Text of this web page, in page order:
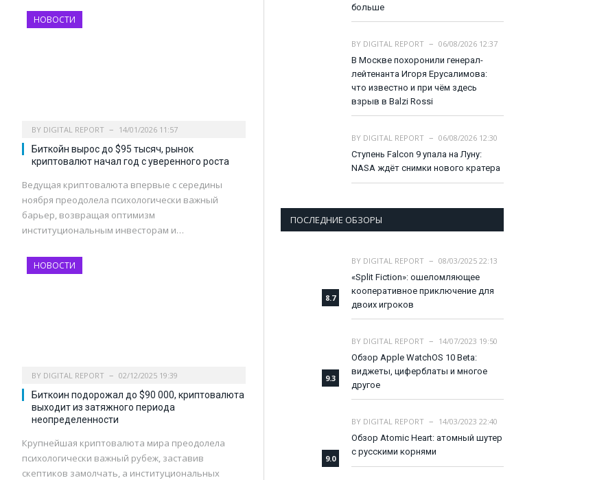
НОВОСТИ
BY DIGITAL REPORT 14/01/2026 11:57
Биткойн вырос до $95 тысяч, рынок
криптовалют начал год с уверенного роста
Ведущая криптовалюта впервые с середины
ноября преодолела психологически важный
барьер, возвращая оптимизм
институциональным инвесторам и…
НОВОСТИ
BY DIGITAL REPORT 02/12/2025 19:39
Биткоин подорожал до $90 000, криптовалюта
выходит из затяжного периода
неопределенности
Крупнейшая криптовалюта мира преодолела
психологически важный рубеж, заставив
скептиков замолчать, а институциональных
больше
BY DIGITAL REPORT
06/08/2026 12:37
В Москве похоронили генерал-
лейтенанта Игоря Ерусалимова:
что известно и при чём здесь
взрыв в Balzi Rossi
BY DIGITAL REPORT
06/08/2026 12:30
Ступень Falcon 9 упала на Луну:
NASA ждёт снимки нового кратера
ПОСЛЕДНИЕ ОБЗОРЫ
8.7
BY DIGITAL REPORT
08/03/2025 22:13
«Split Fiction»: ошеломляющее
кооперативное приключение для
двоих игроков
9.3
BY DIGITAL REPORT
14/07/2023 19:50
Обзор Apple WatchOS 10 Beta:
виджеты, циферблаты и многое
другое
9.0
BY DIGITAL REPORT
14/03/2023 22:40
Обзор Atomic Heart: атомный шутер
с русскими корнями